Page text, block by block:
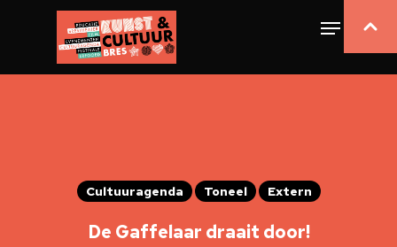
Cultuuragenda Toneel Extern
De Gaffelaar draait door!